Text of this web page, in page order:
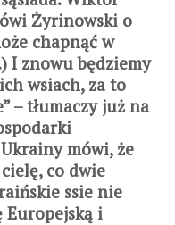
Żyrinowski o
chapnąć w
I znowu będziemy
wsiach, za to
– tłumaczy już na
mówi, że
co dwie
ssie nie
Europejską i